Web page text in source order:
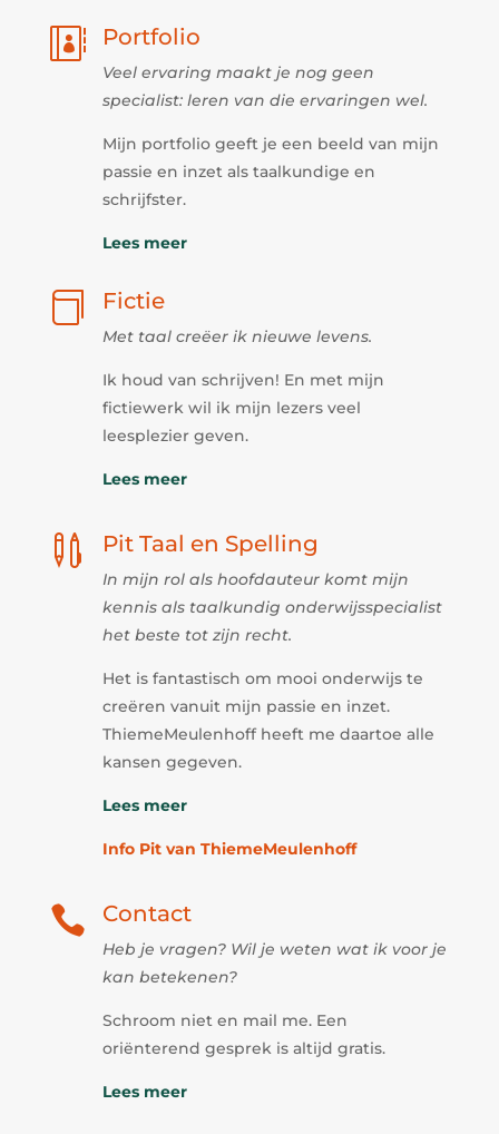
 Portfolio
Veel ervaring maakt je nog geen
specialist: leren van die ervaringen wel.
Mijn portfolio geeft je een beeld van mijn
passie en inzet als taalkundige en
schrijfster.
Lees meer
 Fictie
Met taal creëer ik nieuwe levens.
Ik houd van schrijven! En met mijn
fictiewerk wil ik mijn lezers veel
leesplezier geven.
Lees meer
 Pit Taal en Spelling
In mijn rol als hoofdauteur komt mijn
kennis als taalkundig onderwijsspecialist
het beste tot zijn recht.
Het is fantastisch om mooi onderwijs te
creëren vanuit mijn passie en inzet.
ThiemeMeulenhoff heeft me daartoe alle
kansen gegeven.
Lees meer
Info Pit van ThiemeMeulenhoff
 Contact
Heb je vragen? Wil je weten wat ik voor je
kan betekenen?
Schroom niet en mail me. Een
oriënterend gesprek is altijd gratis.
Lees meer